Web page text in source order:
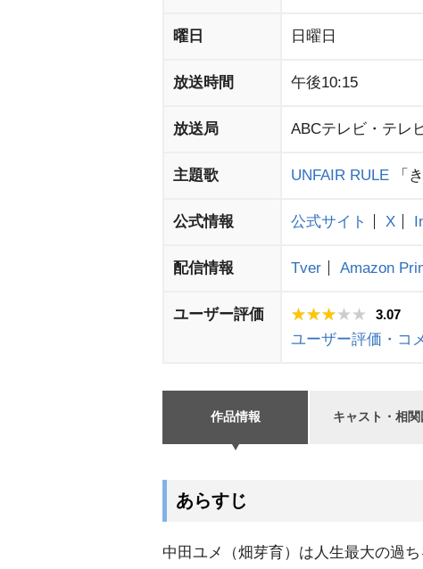
曜日 日曜日
放送時間 午後10:15
放送局 ABCテレビ・テレ
主題歌 UNFAIR RULE 「
公式情報 公式サイト X
配信情報 Tver Amazon
ユーザー評価 3.07
ユーザー評価・コ
作品情報 キャスト・相関
あらすじ
中田ユメ（畑芽育）は人生最大の過